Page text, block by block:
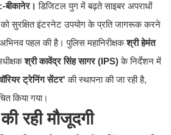
बीकानेर। डिजिटल युग में बढ़ते साइबर अपराधों
सुरक्षित इंटरनेट उपयोग के प्रति जागरूक करने
पहल की है। पुलिस महानिरीक्षकश्री हेमंत
श्री कावेंद्र सिंह सागर (IPS)के निर्देशन में
ट्रेनिंग सेंटर' की स्थापना की जा रही है,
किया गया।
रही मौजूदगी